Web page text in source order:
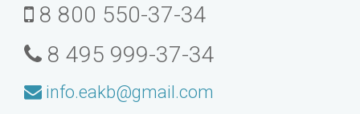
8 800 550-37-34
8 495 999-37-34
info.eakb@gmail.com